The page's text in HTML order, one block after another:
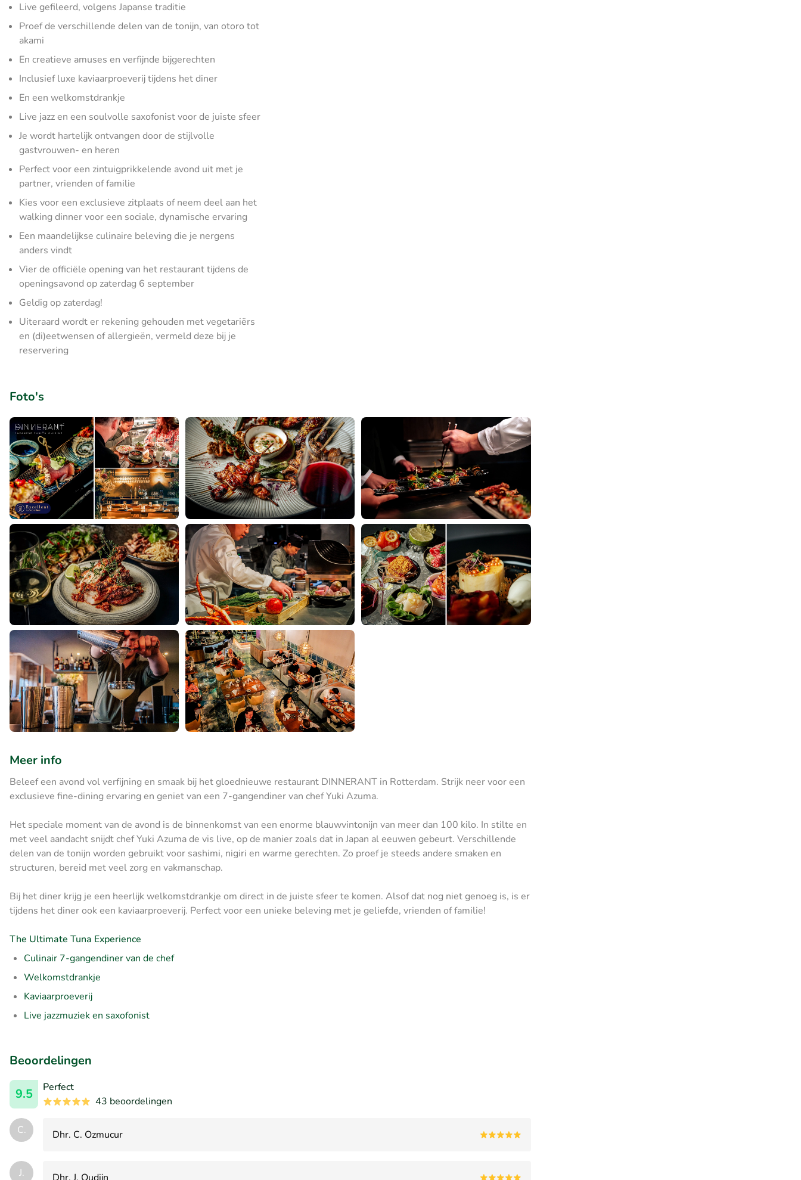
Live gefileerd, volgens Japanse traditie
Proef de verschillende delen van de tonijn, van otoro tot
akami
En creatieve amuses en verfijnde bijgerechten
Inclusief luxe kaviaarproeverij tijdens het diner
En een welkomstdrankje
Live jazz en een soulvolle saxofonist voor de juiste sfeer
Je wordt hartelijk ontvangen door de stijlvolle
gastvrouwen- en heren
Perfect voor een zintuigprikkelende avond uit met je
partner, vrienden of familie
Kies voor een exclusieve zitplaats of neem deel aan het
walking dinner voor een sociale, dynamische ervaring
Een maandelijkse culinaire beleving die je nergens
anders vindt
Vier de officiële opening van het restaurant tijdens de
openingsavond op zaterdag 6 september
Geldig op zaterdag!
Uiteraard wordt er rekening gehouden met vegetariërs
en (di)eetwensen of allergieën, vermeld deze bij je
reservering
Foto's
Meer info
Beleef een avond vol verfijning en smaak bij het gloednieuwe restaurant DINNERANT in Rotterdam. Strijk neer voor een
exclusieve fine-dining ervaring en geniet van een 7-gangendiner van chef Yuki Azuma.
Het speciale moment van de avond is de binnenkomst van een enorme blauwvintonijn van meer dan 100 kilo. In stilte en
met veel aandacht snijdt chef Yuki Azuma de vis live, op de manier zoals dat in Japan al eeuwen gebeurt. Verschillende
delen van de tonijn worden gebruikt voor sashimi, nigiri en warme gerechten. Zo proef je steeds andere smaken en
structuren, bereid met veel zorg en vakmanschap.
Bij het diner krijg je een heerlijk welkomstdrankje om direct in de juiste sfeer te komen. Alsof dat nog niet genoeg is, is er
tijdens het diner ook een kaviaarproeverij. Perfect voor een unieke beleving met je geliefde, vrienden of familie!
The Ultimate Tuna Experience
Culinair 7-gangendiner van de chef
Welkomstdrankje
Kaviaarproeverij
Live jazzmuziek en saxofonist
Beoordelingen
9.5
Perfect
43 beoordelingen
C. Dhr. C. Ozmucur
J.